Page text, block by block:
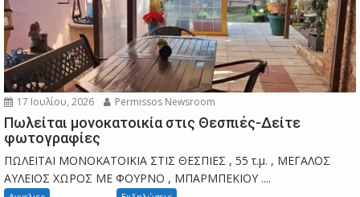
17 Ιουλίου, 2026 Permissos Newsroom
Πωλείται μονοκατοικία στις Θεσπιές-Δείτε
φωτογραφίες
ΠΩΛΕΙΤΑΙ ΜΟΝΟΚΑΤΟΙΚΙΑ ΣΤΙΣ ΘΕΣΠΙΕΣ , 55 τ.μ. , ΜΕΓΑΛΟΣ
ΑΥΛΕΙΟΣ ΧΩΡΟΣ ΜΕ ΦΟΥΡΝΟ , ΜΠΑΡΜΠΕΚΙΟΥ ....